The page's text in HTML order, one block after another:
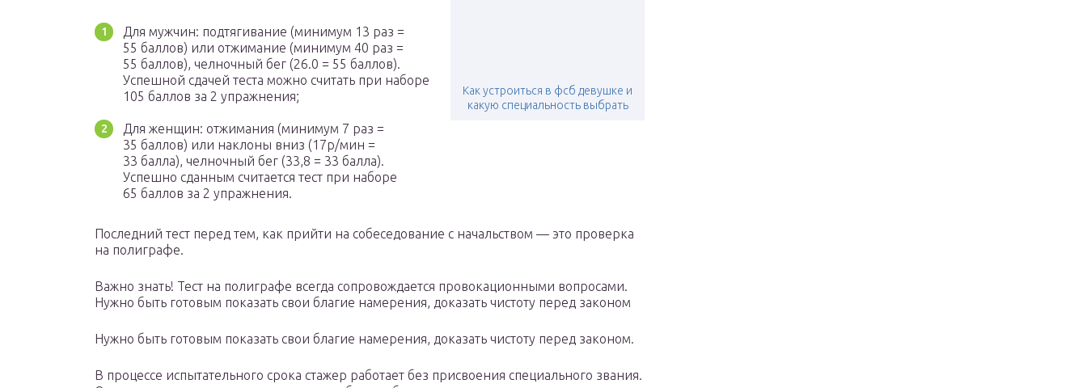
Как устроиться в фсб девушке и
какую специальность выбрать
Для мужчин: подтягивание (минимум 13 раз =
55 баллов) или отжимание (минимум 40 раз =
55 баллов), челночный бег (26.0 = 55 баллов).
Успешной сдачей теста можно считать при наборе
105 баллов за 2 упражнения;
Для женщин: отжимания (минимум 7 раз =
35 баллов) или наклоны вниз (17р/мин =
33 балла), челночный бег (33,8 = 33 балла).
Успешно сданным считается тест при наборе
65 баллов за 2 упражнения.
Последний тест перед тем, как прийти на собеседование с начальством — это проверка
на полиграфе.
Важно знать! Тест на полиграфе всегда сопровождается провокационными вопросами.
Нужно быть готовым показать свои благие намерения, доказать чистоту перед законом
Нужно быть готовым показать свои благие намерения, доказать чистоту перед законом.
В процессе испытательного срока стажер работает без присвоения специального звания.